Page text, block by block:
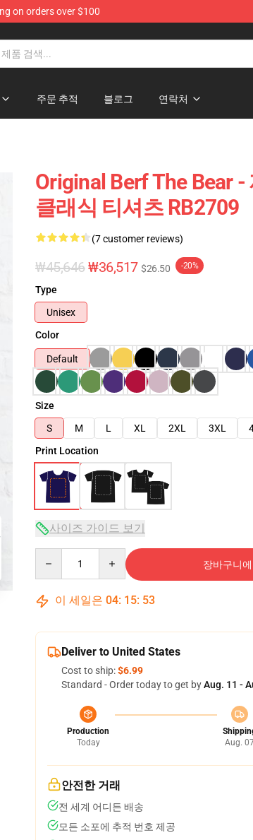
on orders over $100
주문 추적 블로그 연락처
Original Berf The Bear
클래식 티셔츠 RB2709
(7 customer reviews)
₩45,646₩36,517 $26.50 -20%
Type
Unisex
Color
Default
Size
S
M L XL 2XL 3XL
Print Location
사이즈 가이드 보기
장바구니
이 세일은 04: 15: 52
Deliver to United States
Cost to ship:$6.99
Standard - Order today to get byAug. 11 -
Production
Today
Aug.
안전한 거래
전 세계 어디든 배송
모든 소포에 추적 번호 제공